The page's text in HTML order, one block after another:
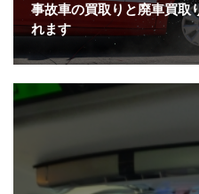
事故車の買取りと廃車買取
れます